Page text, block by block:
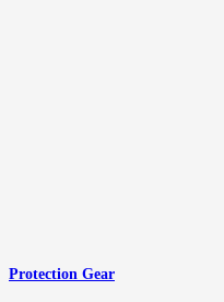
Protection Gear